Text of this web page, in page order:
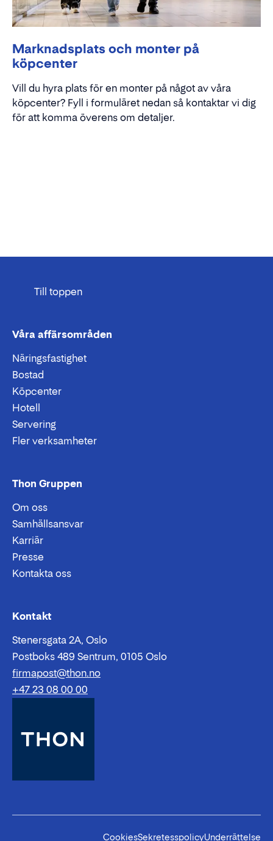
Marknadsplats och monter på
köpcenter
Vill du hyra plats för en monter på något av våra
köpcenter? Fyll i formuläret nedan så kontaktar vi dig
för att komma överens om detaljer.
Till toppen
Våra affärsområden
Näringsfastighet
Bostad
Köpcenter
Hotell
Servering
Fler verksamheter
Thon Gruppen
Om oss
Samhällsansvar
Karriär
Presse
Kontakta oss
Kontakt
Stenersgata 2A, Oslo
Postboks 489 Sentrum, 0105 Oslo
Epost:
firmapost@thon.no
Telefon:
+47 23 08 00 00
CookiesSekretesspolicyUnderrättelse